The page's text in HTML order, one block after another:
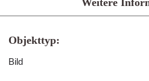
Weitere
Objekttyp:
Bild